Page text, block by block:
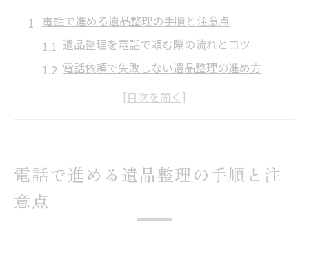
電話で進める遺品整理の手順と注意点
遺品整理を電話で頼む際の流れとコツ
電話依頼で失敗しない遺品整理の進め方
電話で遺品整理の見積もりを依頼するポイ
徳島県徳島市ならではの遺品整理事情を解説
電話で進める遺品整理の手順と注
意点